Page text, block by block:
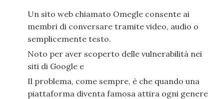
Un sito web chiamato Omegle consente ai
membri di conversare tramite video, audio o
semplicemente testo.
Noto per aver scoperto delle vulnerabilità nei
siti di Google e
Il problema, come sempre, è che quando una
piattaforma diventa famosa attira ogni genere